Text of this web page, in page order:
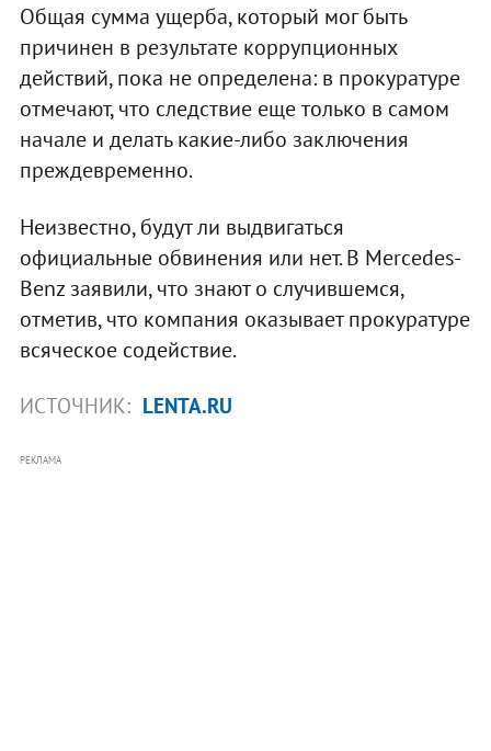
Общая сумма ущерба, который мог быть
причинен в результате коррупционных
действий, пока не определена: в прокуратуре
отмечают, что следствие еще только в самом
начале и делать какие-либо заключения
преждевременно.
Неизвестно, будут ли выдвигаться
официальные обвинения или нет. В Mercedes-
Benz заявили, что знают о случившемся,
отметив, что компания оказывает прокуратуре
всяческое содействие.
ИСТОЧНИК: LENTA.RU
РЕКЛАМА